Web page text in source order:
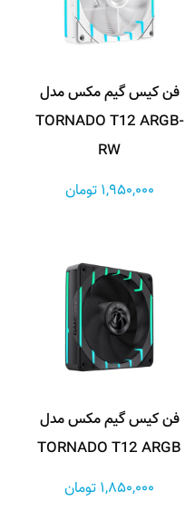
فن کیس گیم مکس مدل
TORNADO T12 ARGB-
RW
1,950,000 تومان
فن کیس گیم مکس مدل
TORNADO T12 ARGB
1,850,000 تومان